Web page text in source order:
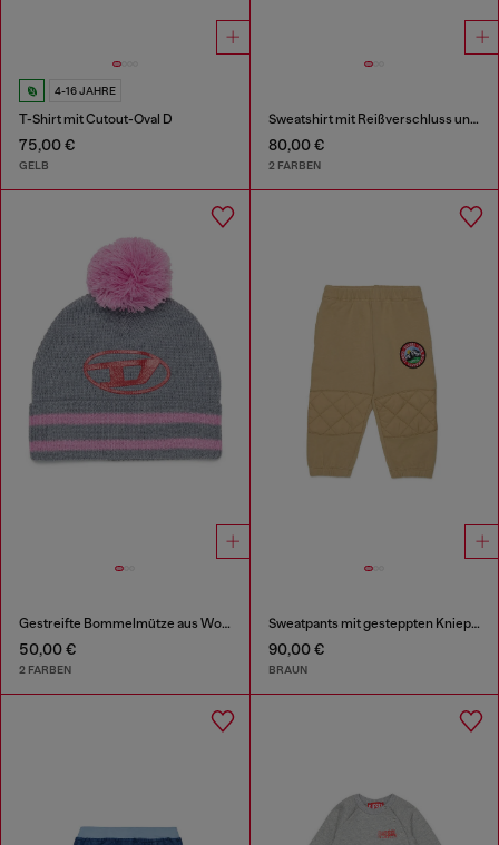
4-16 JAHRE
T-Shirt mit Cutout-Oval D
75,00 €
GELB
Sweatshirt mit Reißverschluss und Logo-Print
80,00 €
2 FARBEN
Gestreifte Bommelmütze aus Wollmischung
50,00 €
2 FARBEN
Sweatpants mit gesteppten Kniepartien
90,00 €
BRAUN